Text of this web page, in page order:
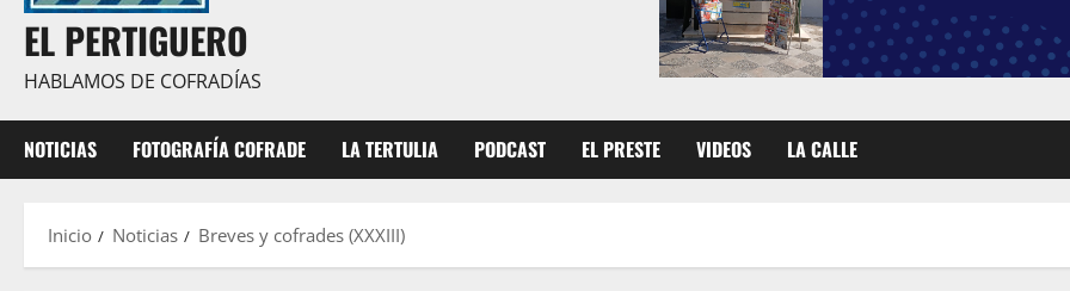
EL PERTIGUERO
HABLAMOS DE COFRADÍAS
NOTICIAS FOTOGRAFÍA COFRADE LA TERTULIA PODCAST EL PRESTE VIDEOS LA CALLE
Inicio Noticias Breves y cofrades (XXXIII)